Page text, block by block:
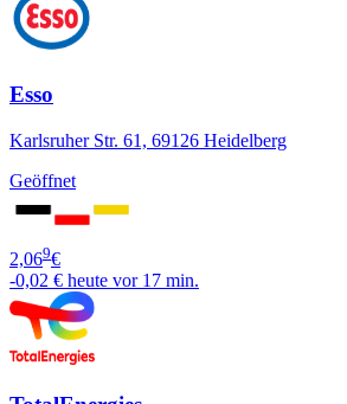
Esso
Karlsruher Str. 61, 69126 Heidelberg
Geöffnet
2,069€
-0,02 € heute vor 17 min.